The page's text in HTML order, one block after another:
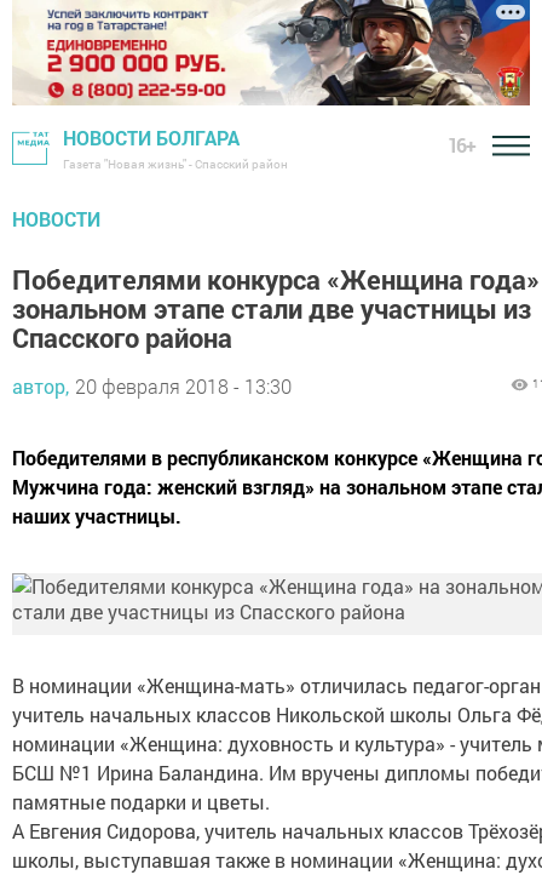
НОВОСТИ БОЛГАРА
Газета "Новая жизнь" - Спасский район
16+
НОВОСТИ
Победителями конкурса «Женщина
зональном этапе стали две участницы из
Спасского района
автор, 20 февраля 2018 - 13:30
Победителями в республиканском конкурсе «Женщина
Мужчина года: женский взгляд» на зональном этапе
наших участницы.
В номинации «Женщина-мать» отличилась педагог-
учитель начальных классов Никольской школы Ольга
номинации «Женщина: духовность и культура» -
БСШ №1 Ирина Баландина. Им вручены дипломы
памятные подарки и цветы.
А Евгения Сидорова, учитель начальных классов
школы, выступавшая также в номинации «Женщина: